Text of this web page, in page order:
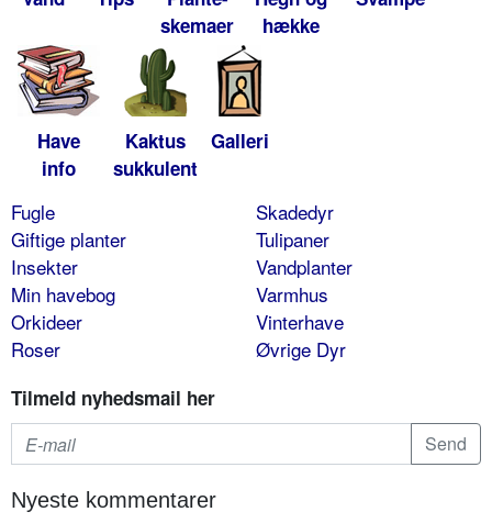
skemaer
hække
Have
info
Kaktus
sukkulent
Galleri
Fugle
Giftige planter
Insekter
Min havebog
Orkideer
Roser
Skadedyr
Tulipaner
Vandplanter
Varmhus
Vinterhave
Øvrige Dyr
Tilmeld nyhedsmail her
Nyeste kommentarer